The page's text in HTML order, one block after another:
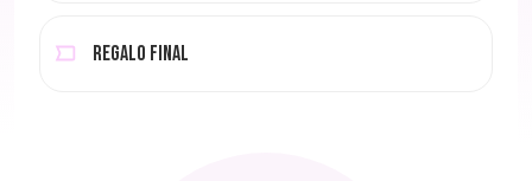
Regalo final